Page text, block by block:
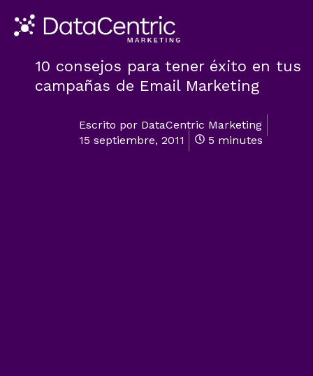
10 consejos para tener éxito en tus
campañas de Email Marketing
Escrito por DataCentric Marketing
15 septiembre, 2011
5 minutes